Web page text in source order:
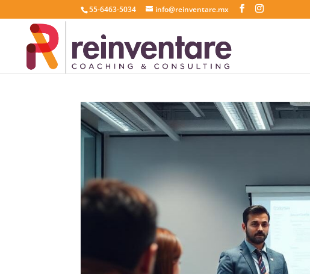
55-6463-5034 info@reinventare.mx